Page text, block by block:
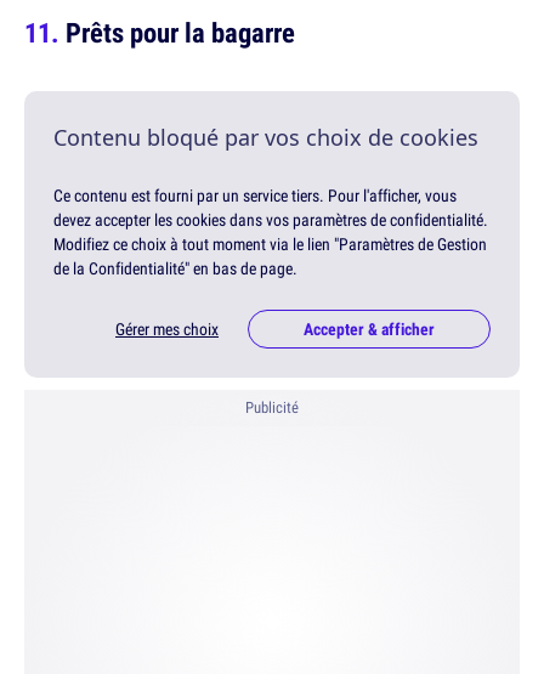
Prêts pour la bagarre
Contenu bloqué par vos choix de cookies
Ce contenu est fourni par un service tiers. Pour l'afficher, vous
devez accepter les cookies dans vos paramètres de confidentialité.
Modifiez ce choix à tout moment via le lien "Paramètres de Gestion
de la Confidentialité" en bas de page.
Gérer mes choix Accepter & afficher
Publicité